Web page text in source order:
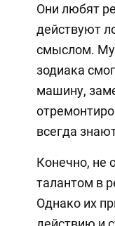
Они любят
действуют
смыслом.
зодиака
машину,
всегда
Конечно, не
талантом в
Однако их